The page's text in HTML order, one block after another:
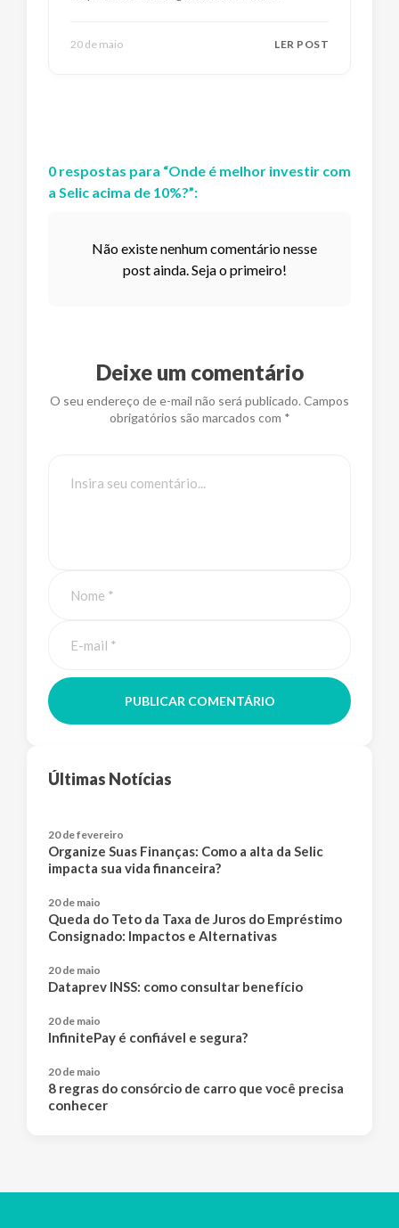
20 de maio LER POST
0 respostas para “Onde é melhor investir com
a Selic acima de 10%?”:
Não existe nenhum comentário nesse
post ainda. Seja o primeiro!
Deixe um comentário
O seu endereço de e-mail não será publicado. Campos
obrigatórios são marcados com *
PUBLICAR COMENTÁRIO
Últimas Notícias
20 de fevereiro
Organize Suas Finanças: Como a alta da Selic
impacta sua vida financeira?
20 de maio
Queda do Teto da Taxa de Juros do Empréstimo
Consignado: Impactos e Alternativas
20 de maio
Dataprev INSS: como consultar benefício
20 de maio
InfinitePay é confiável e segura?
20 de maio
8 regras do consórcio de carro que você precisa
conhecer